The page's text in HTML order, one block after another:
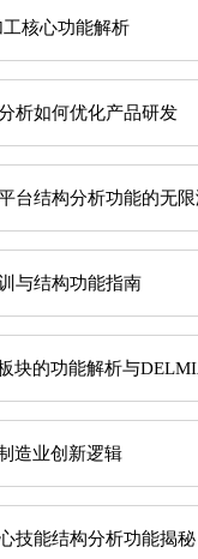
核心功能解析
析如何优化产品研发
台结构分析功能的无
与结构功能指南
块的功能解析与
造业创新逻辑
技能结构分析功能揭秘